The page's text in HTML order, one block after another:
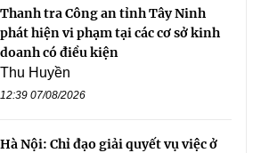
Thanh tra Công an tỉnh Tây Ninh
phát hiện vi phạm tại các cơ sở kinh
doanh có điều kiện
Thu Huyền
12:39 07/08/2026
Hà Nội: Chỉ đạo giải quyết vụ việc ở